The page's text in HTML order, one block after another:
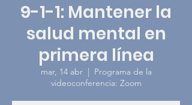
9-1-1: Mantener la
salud mental en
primera línea
mar, 14 abr
  |
Programa de la
videoconferencia: Zoom